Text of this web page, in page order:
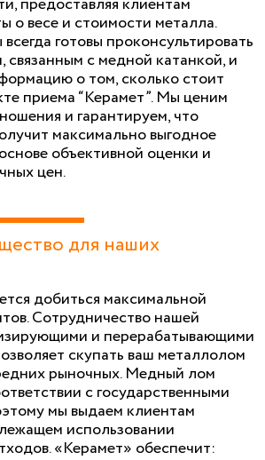
о весе и стоимости металла.
готовы проконсультировать
связанным с медной катанкой, и
о том, сколько стоит
приема “Керамет”. Мы ценим
и гарантируем, что
максимально выгодное
объективной оценки и
цен.
для наших
добиться максимальной
Сотрудничество нашей
и перерабатывающими
скупать ваш металлолом
рыночных. Медный лом
с государственными
мы выдаем клиентам
использовании
«Керамет» обеспечит: